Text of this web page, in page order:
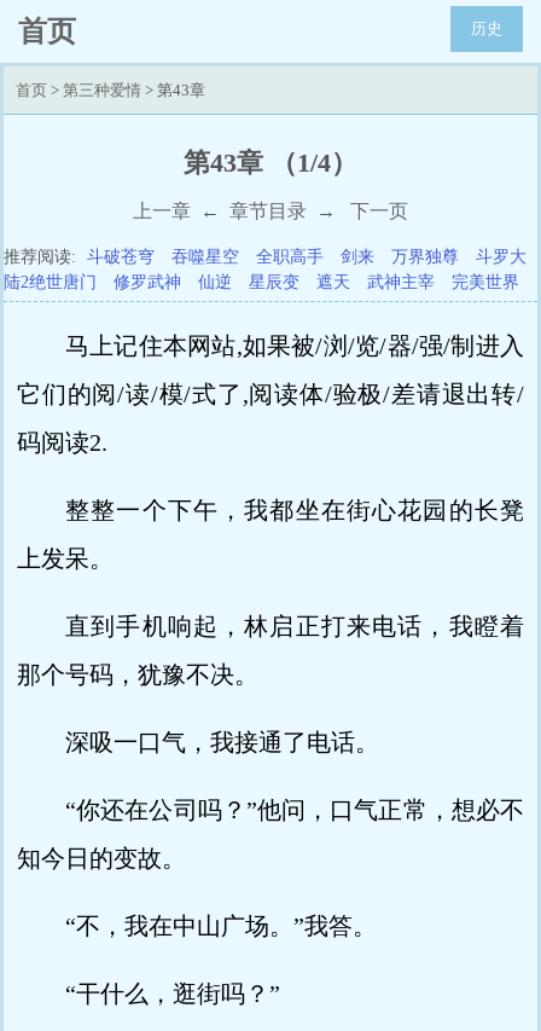
首页 历史
首页 > 第三种爱情 > 第43章
第43章 （1/4）
上一章 ← 章节目录 → 下一页
推荐阅读: 斗破苍穹 吞噬星空 全职高手 剑来 万界独尊
斗罗大
陆2绝世唐门
修罗武神 仙逆 星辰变 遮天 武神主宰 完美世界
马上记住本网站,如果被/浏/览/器/强/制进入
它们的阅/读/模/式了,阅读体/验极/差请退出转/
码阅读2.
整整一个下午，我都坐在街心花园的长凳
上发呆。
直到手机响起，林启正打来电话，我瞪着
那个号码，犹豫不决。
深吸一口气，我接通了电话。
“你还在公司吗？”他问，口气正常，想必不
知今日的变故。
“不，我在中山广场。”我答。
“干什么，逛街吗？”